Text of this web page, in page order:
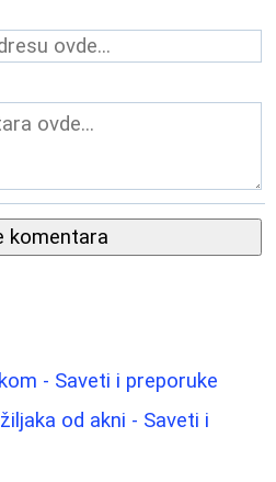
komentara
- Saveti i preporuke
od akni - Saveti i